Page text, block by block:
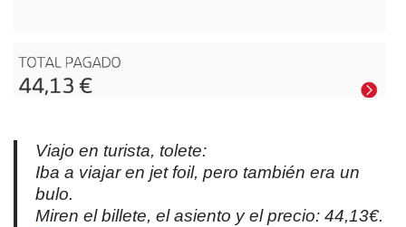
Viajo en turista, tolete:
Iba a viajar en jet foil, pero también era un
bulo.
Miren el billete, el asiento y el precio: 44,13€.